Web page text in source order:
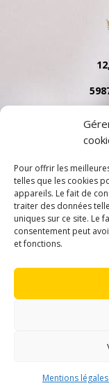
Pour offrir les
telles que les cookies
appareils. Le fait de
traiter des données
uniques sur ce site. Le
consentement peut
et fonctions.
Mentions